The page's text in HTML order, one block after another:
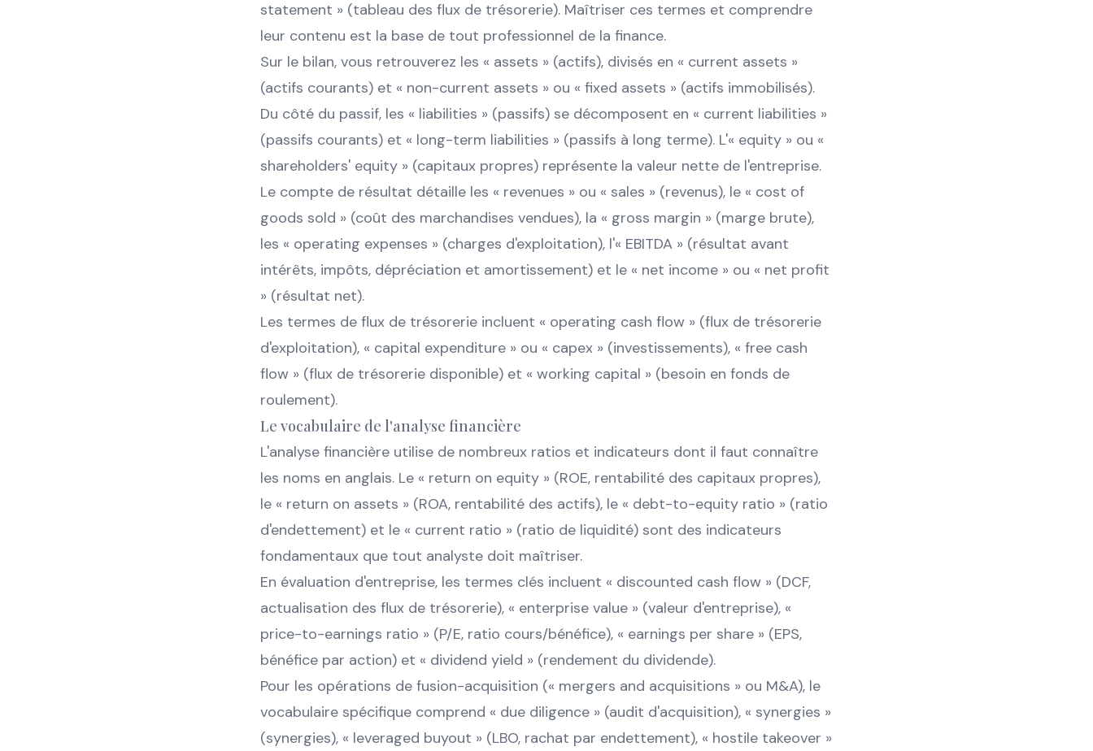
statement » (tableau des flux de trésorerie). Maîtriser ces termes et comprendre
leur contenu est la base de tout professionnel de la finance.
Sur le bilan, vous retrouverez les « assets » (actifs), divisés en « current assets »
(actifs courants) et « non-current assets » ou « fixed assets » (actifs immobilisés).
Du côté du passif, les « liabilities » (passifs) se décomposent en « current liabilities »
(passifs courants) et « long-term liabilities » (passifs à long terme). L'« equity » ou «
shareholders' equity » (capitaux propres) représente la valeur nette de l'entreprise.
Le compte de résultat détaille les « revenues » ou « sales » (revenus), le « cost of
goods sold » (coût des marchandises vendues), la « gross margin » (marge brute),
les « operating expenses » (charges d'exploitation), l'« EBITDA » (résultat avant
intérêts, impôts, dépréciation et amortissement) et le « net income » ou « net profit
» (résultat net).
Les termes de flux de trésorerie incluent « operating cash flow » (flux de trésorerie
d'exploitation), « capital expenditure » ou « capex » (investissements), « free cash
flow » (flux de trésorerie disponible) et « working capital » (besoin en fonds de
roulement).
Le vocabulaire de l'analyse financière
L'analyse financière utilise de nombreux ratios et indicateurs dont il faut connaître
les noms en anglais. Le « return on equity » (ROE, rentabilité des capitaux propres),
le « return on assets » (ROA, rentabilité des actifs), le « debt-to-equity ratio » (ratio
d'endettement) et le « current ratio » (ratio de liquidité) sont des indicateurs
fondamentaux que tout analyste doit maîtriser.
En évaluation d'entreprise, les termes clés incluent « discounted cash flow » (DCF,
actualisation des flux de trésorerie), « enterprise value » (valeur d'entreprise), «
price-to-earnings ratio » (P/E, ratio cours/bénéfice), « earnings per share » (EPS,
bénéfice par action) et « dividend yield » (rendement du dividende).
Pour les opérations de fusion-acquisition (« mergers and acquisitions » ou M&A), le
vocabulaire spécifique comprend « due diligence » (audit d'acquisition), « synergies »
(synergies), « leveraged buyout » (LBO, rachat par endettement), « hostile takeover »